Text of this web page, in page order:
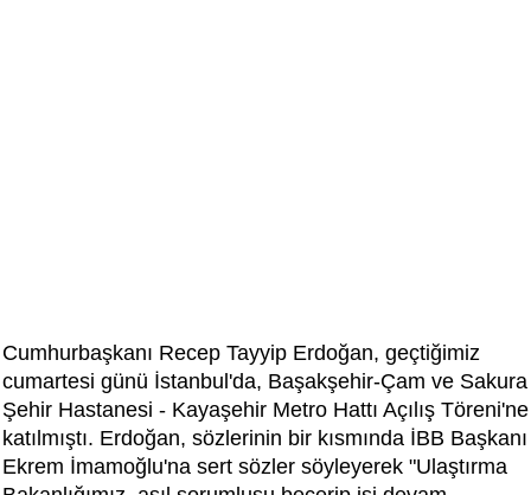
Cumhurbaşkanı Recep Tayyip Erdoğan, geçtiğimiz
cumartesi günü İstanbul'da, Başakşehir-Çam ve Sakura
Şehir Hastanesi - Kayaşehir Metro Hattı Açılış Töreni'ne
katılmıştı. Erdoğan, sözlerinin bir kısmında İBB Başkanı
Ekrem İmamoğlu'na sert sözler söyleyerek "Ulaştırma